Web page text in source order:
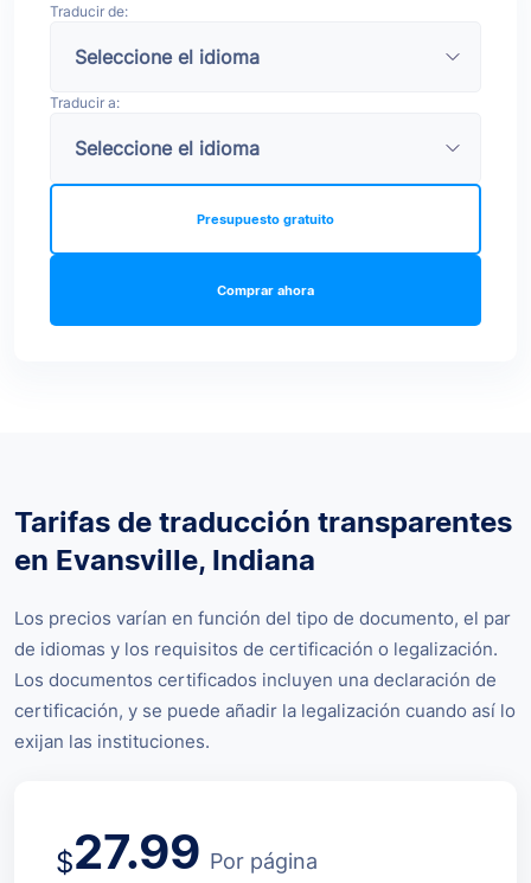
Traducir de:
Traducir a:
Comprar ahora
Presupuesto gratuito
Tarifas de traducción transparentes
en Evansville, Indiana
Los precios varían en función del tipo de documento, el par
de idiomas y los requisitos de certificación o legalización.
Los documentos certificados incluyen una declaración de
certificación, y se puede añadir la legalización cuando así lo
exijan las instituciones.
$27.99 Por página